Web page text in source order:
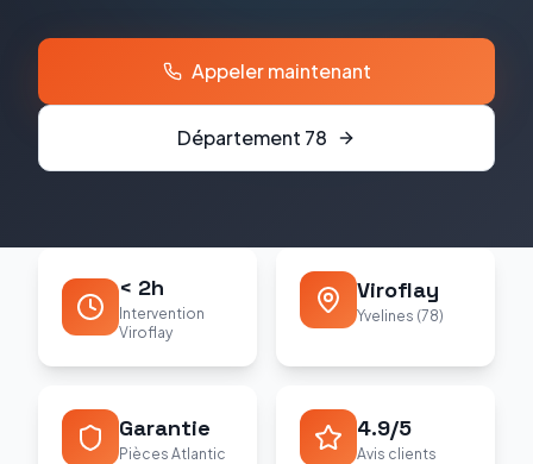
Appeler maintenant
Département 78
< 2h
Intervention
Viroflay
Viroflay
Yvelines (78)
Garantie
Pièces Atlantic
4.9/5
Avis clients